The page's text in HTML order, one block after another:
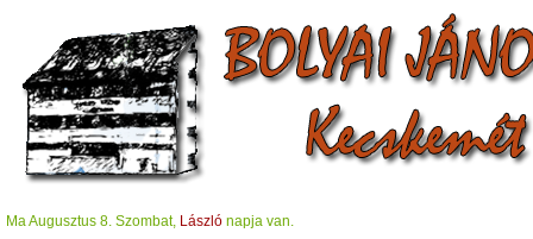
Ma Augusztus 8. Szombat, László napja van.